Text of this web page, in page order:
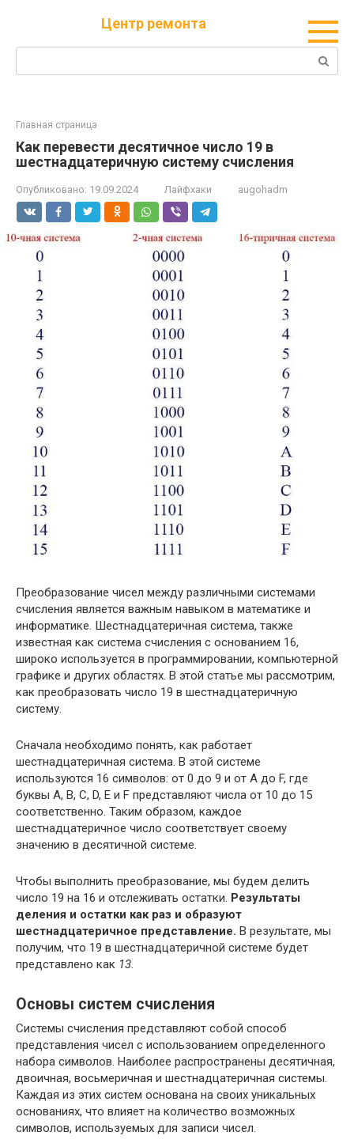
Центр ремонта
Поиск:
Главная страница
Как перевести десятичное число 19 в
шестнадцатеричную систему счисления
Опубликовано: 19.09.2024 Лайфхаки augohadm
Преобразование чисел между различными системами
счисления является важным навыком в математике и
информатике. Шестнадцатеричная система, также
известная как система счисления с основанием 16,
широко используется в программировании, компьютерной
графике и других областях. В этой статье мы рассмотрим,
как преобразовать число 19 в шестнадцатеричную
систему.
Сначала необходимо понять, как работает
шестнадцатеричная система. В этой системе
используются 16 символов: от 0 до 9 и от A до F, где
буквы A, B, C, D, E и F представляют числа от 10 до 15
соответственно. Таким образом, каждое
шестнадцатеричное число соответствует своему
значению в десятичной системе.
Чтобы выполнить преобразование, мы будем делить
число 19 на 16 и отслеживать остатки. Результаты
деления и остатки как раз и образуют
шестнадцатеричное представление. В результате, мы
получим, что 19 в шестнадцатеричной системе будет
представлено как 13.
Основы систем счисления
Системы счисления представляют собой способ
представления чисел с использованием определенного
набора символов. Наиболее распространены десятичная,
двоичная, восьмеричная и шестнадцатеричная системы.
Каждая из этих систем основана на своих уникальных
основаниях, что влияет на количество возможных
символов, используемых для записи чисел.